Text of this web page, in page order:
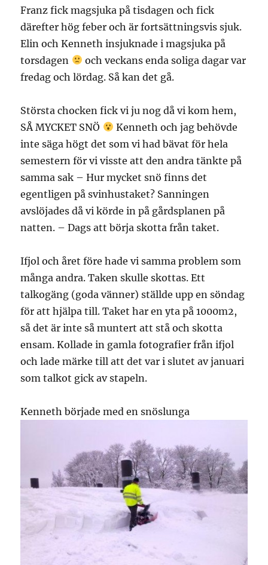
Franz fick magsjuka på tisdagen och fick
därefter hög feber och är fortsättningsvis sjuk.
Elin och Kenneth insjuknade i magsjuka på
torsdagen
och veckans enda soliga dagar var
fredag och lördag. Så kan det gå.
Största chocken fick vi ju nog då vi kom hem,
SÅ MYCKET SNÖ
Kenneth och jag behövde
inte säga högt det som vi had bävat för hela
semestern för vi visste att den andra tänkte på
samma sak – Hur mycket snö finns det
egentligen på svinhustaket? Sanningen
avslöjades då vi körde in på gårdsplanen på
natten. – Dags att börja skotta från taket.
Ifjol och året före hade vi samma problem som
många andra. Taken skulle skottas. Ett
talkogäng (goda vänner) ställde upp en söndag
för att hjälpa till. Taket har en yta på 1000m2,
så det är inte så muntert att stå och skotta
ensam. Kollade in gamla fotografier från ifjol
och lade märke till att det var i slutet av januari
som talkot gick av stapeln.
Kenneth började med en snöslunga